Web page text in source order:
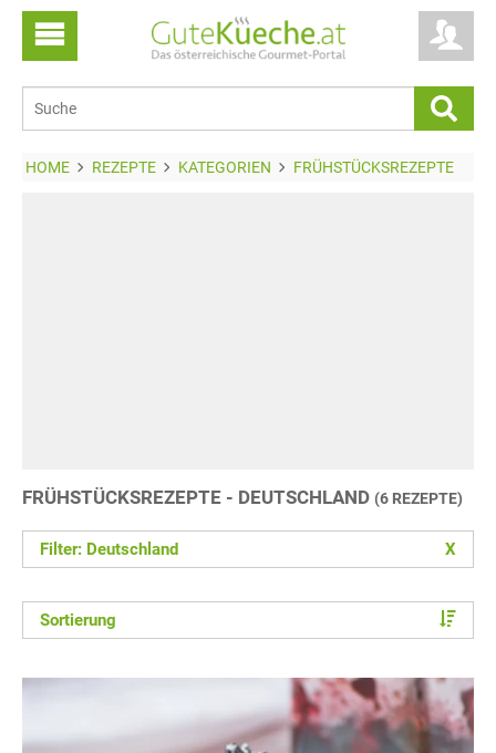
HOME REZEPTE KATEGORIEN FRÜHSTÜCKSREZEPTE
FRÜHSTÜCKSREZEPTE - DEUTSCHLAND (6 REZEPTE)
Filter: Deutschland X
Sortierung